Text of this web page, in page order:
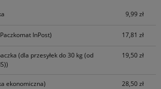
9,99 zł
InPost) 17,81 zł
(dla przesyłek do 30 kg (od
19,50 zł
ekonomiczna) 28,50 zł